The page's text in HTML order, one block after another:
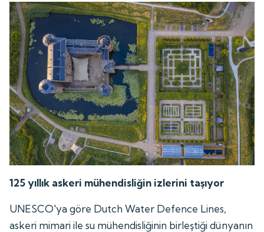
125 yıllık askeri mühendisliğin izlerini taşıyor
UNESCO'ya göre Dutch Water Defence Lines,
askeri mimari ile su mühendisliğinin birleştiği dünyanın